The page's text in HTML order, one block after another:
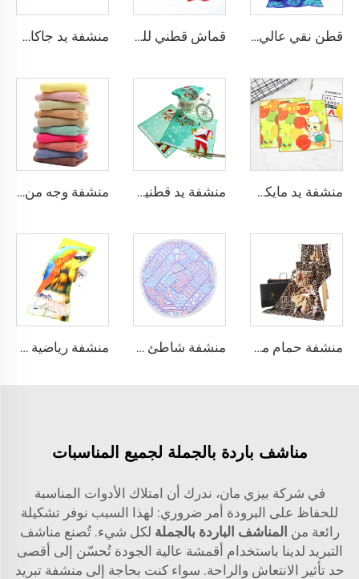
قطن نقي عالي الجودة من الجاكارد منشفة شاطئ مخصصة ناعمة للغاية قماش قطني للف منشفة يد جاكار قطنية بتصميم رجعي
منشفة يد مايكروفيبر مطبوعة برسوم متحركة منشفة يد قطنية مطبوعة لعيد الميلاد منشفة وجه من الخيزران حسب الطلب مع شعار
منشفة حمام مطبوعة من القطن بنسبة 100% منشفة شاطئ دائرية من القطن مع شرابات منشفة رياضية مخصصة من الألياف الدقيقة الناعمة لللياقة البدنية
مناشف باردة بالجملة لجميع المناسبات
في شركة بيزي مان، ندرك أن امتلاك الأدوات المناسبة
للحفاظ على البرودة أمر ضروري: لهذا السبب نوفر تشكيلة
رائعة من المناشف الباردة بالجملة لكل شيء. تُصنع مناشف
التبريد لدينا باستخدام أقمشة عالية الجودة تُحسّن إلى أقصى
حد تأثير الانتعاش والراحة. سواء كنت بحاجة إلى منشفة تبريد